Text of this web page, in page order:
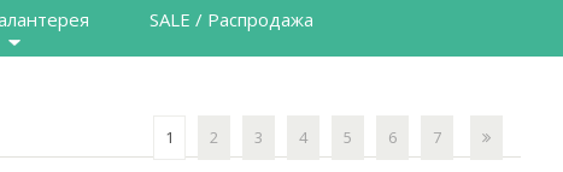
SALE / Распродажа
1 2 3 4 5 6 7